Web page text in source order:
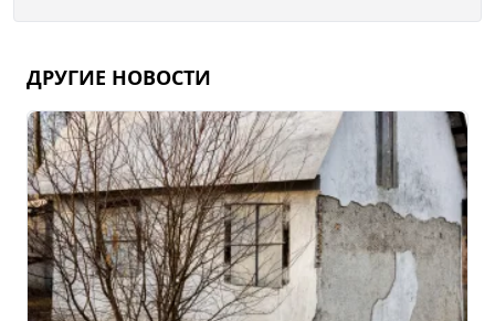
ДРУГИЕ НОВОСТИ